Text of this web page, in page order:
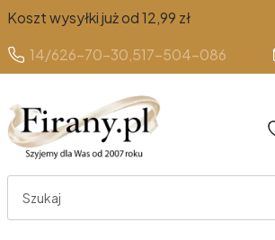
Koszt wysyłki już od 12,99 zł
14/626-70-30, 517-504-086
Otwórz wyszukiwarkę